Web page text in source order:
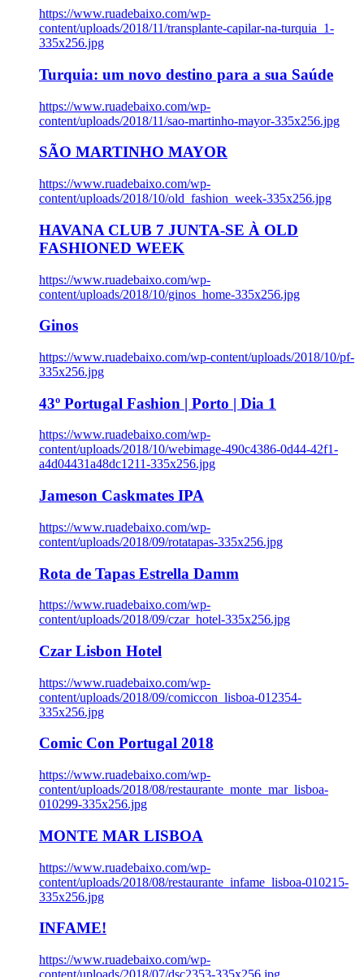
https://www.ruadebaixo.com/wp-
content/uploads/2018/11/transplante-capilar-na-turquia_1-
335x256.jpg
Turquia: um novo destino para a sua Saúde
https://www.ruadebaixo.com/wp-
content/uploads/2018/11/sao-martinho-mayor-335x256.jpg
SÃO MARTINHO MAYOR
https://www.ruadebaixo.com/wp-
content/uploads/2018/10/old_fashion_week-335x256.jpg
HAVANA CLUB 7 JUNTA-SE À OLD
FASHIONED WEEK
https://www.ruadebaixo.com/wp-
content/uploads/2018/10/ginos_home-335x256.jpg
Ginos
https://www.ruadebaixo.com/wp-content/uploads/2018/10/pf-
335x256.jpg
43º Portugal Fashion | Porto | Dia 1
https://www.ruadebaixo.com/wp-
content/uploads/2018/10/webimage-490c4386-0d44-42f1-
a4d04431a48dc1211-335x256.jpg
Jameson Caskmates IPA
https://www.ruadebaixo.com/wp-
content/uploads/2018/09/rotatapas-335x256.jpg
Rota de Tapas Estrella Damm
https://www.ruadebaixo.com/wp-
content/uploads/2018/09/czar_hotel-335x256.jpg
Czar Lisbon Hotel
https://www.ruadebaixo.com/wp-
content/uploads/2018/09/comiccon_lisboa-012354-
335x256.jpg
Comic Con Portugal 2018
https://www.ruadebaixo.com/wp-
content/uploads/2018/08/restaurante_monte_mar_lisboa-
010299-335x256.jpg
MONTE MAR LISBOA
https://www.ruadebaixo.com/wp-
content/uploads/2018/08/restaurante_infame_lisboa-010215-
335x256.jpg
INFAME!
https://www.ruadebaixo.com/wp-
content/uploads/2018/07/dsc2353-335x256.jpg